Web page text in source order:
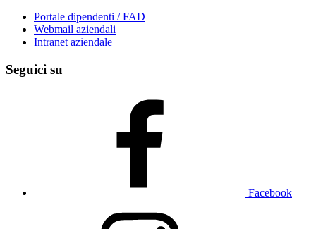
Portale dipendenti / FAD
Webmail aziendali
Intranet aziendale
Seguici su
Facebook